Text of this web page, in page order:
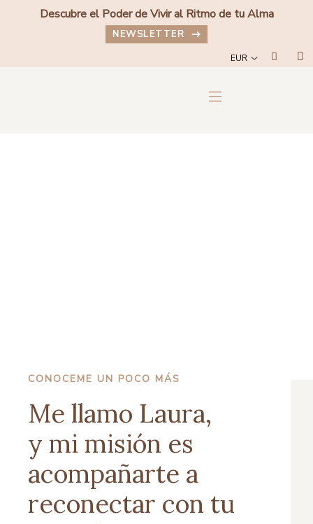
Descubre el Poder de Vivir al Ritmo de tu Alma
NEWSLETTER
CONOCEME UN POCO MÁS
Me llamo Laura,
y mi misión es
acompañarte a
reconectar con tu